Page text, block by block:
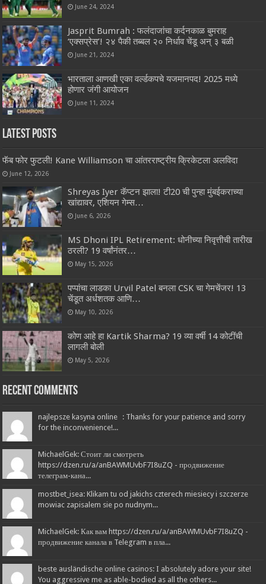
June 24, 2024
Jasprit Bumrah : फलंदाजांचा कर्दनकाळ बुमराह
‘एक्सप्रेस’! २४ पैकी तब्बल २० निर्धाव चेंडू अन् ३ बळी
June 21, 2024
भारताला आणखी एका वर्ल्डकपचे यजमानपद! 2025 मध्ये
होणार जंगी आयोजन
June 11, 2024
Latest Posts
फॅब फोर फुटली! Kane Williamson चा आंतरराष्ट्रीय क्रिकेटला अलविदा
June 12, 2026
Shreyas Iyer कॅप्टन झाला! टी20 ची पुन्हा मुंबईकराच्या
खांद्यावर, एशियन गेम्स…
June 6, 2026
MS Dhoni IPL Retirement: धोनीच्या निवृत्तीची तारीख
ठरली? 19 वर्षांनंतर…
May 15, 2026
पप्पांचा लाडका Urvil Patel बनला CSK चा गेमचेंजर! 13
चेंडूत अर्धशतक आणि…
May 10, 2026
कोण आहे हा Kartik Sharma? 19 व्या वर्षी 14 कोटींची
लागली बोली
May 5, 2026
Recent Comments
najlepsze kasyna online : Thanks for your patience and sorry
for the inconvenience!...
MichaelGek: Стоит ли смотреть
https://dzen.ru/a/anBAWMUvbF7I8uZQ - продвижение
телеграм-кана...
mostbet_isea: Klikam tu od jakichs czterech miesiecy i szczerze
mowiac zapisalem sie po nudnym...
MichaelGek: Как вам https://dzen.ru/a/anBAWMUvbF7I8uZQ -
продвижение канала в Telegram в пла...
beste ausländische online casinos: I absolutely adore your site!
You aggressive me as able-bodied as all the others...